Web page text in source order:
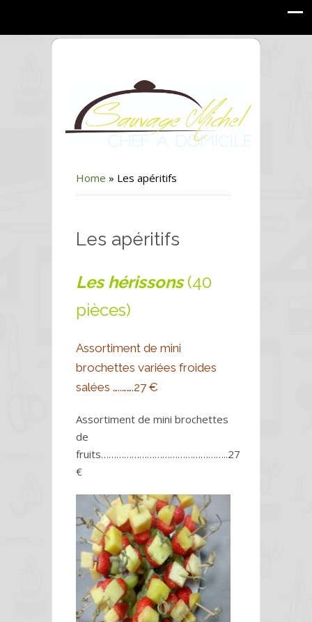
Home » Les apéritifs
Les apéritifs
Les hérissons(40
pièces)
Assortiment de mini
brochettes variées froides
salées …..…….27 €
Assortiment de mini brochettes
de
fruits…………………………………………..27
€